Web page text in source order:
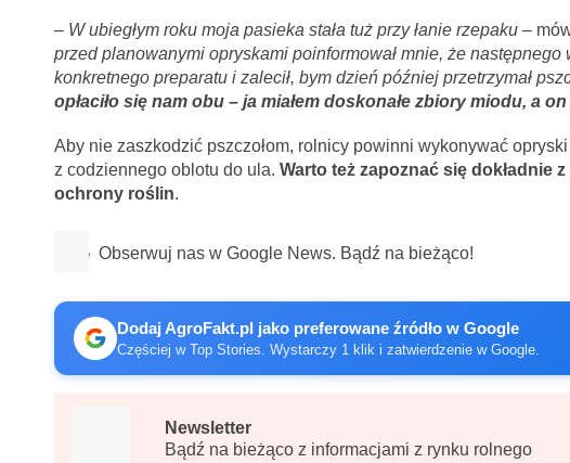
– W ubiegłym roku moja pasieka stała tuż przy łanie rzepaku–
przed planowanymi opryskami poinformował mnie, że
konkretnego preparatu i zalecił, bym dzień później przetrzymał
opłaciło się nam obu – ja miałem doskonałe zbiory miodu, a
Aby nie zaszkodzić pszczołom, rolnicy powinni wykonywać
z codziennego oblotu do ula. Warto też zapoznać się dokładnie
ochrony roślin.
Obserwuj nas w Google News. Bądź na bieżąco!
Dodaj AgroFakt.pl jako preferowane źródło w Google
Częściej w Top Stories. Wystarczy 1 klik i zatwierdzenie w Google.
Newsletter
Bądź na bieżąco z informacjami z rynku rolnego